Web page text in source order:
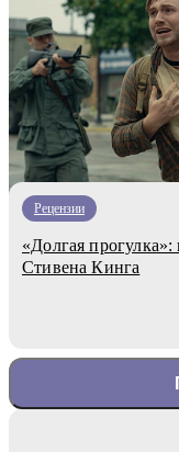
Рецензии
«Долгая
Стивена Кинга